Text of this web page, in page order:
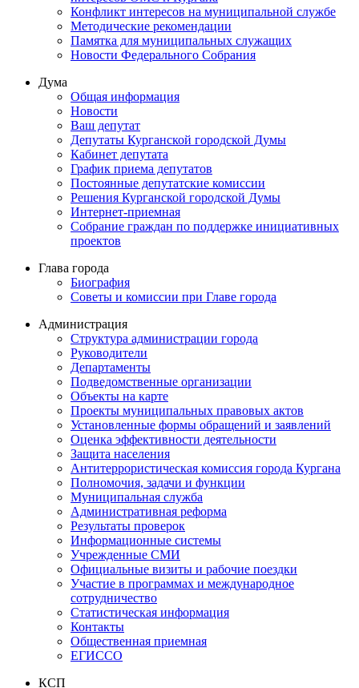
Конфликт интересов на муниципальной службе
Методические рекомендации
Памятка для муниципальных служащих
Новости Федерального Cобрания
Дума
Общая информация
Новости
Ваш депутат
Депутаты Курганской городской Думы
Кабинет депутата
График приема депутатов
Постоянные депутатские комиссии
Решения Курганской городской Думы
Интернет-приемная
Собрание граждан по поддержке инициативных
проектов
Глава города
Биография
Советы и комиссии при Главе города
Администрация
Структура администрации города
Руководители
Департаменты
Подведомственные организации
Объекты на карте
Проекты муниципальных правовых актов
Установленные формы обращений и заявлений
Оценка эффективности деятельности
Защита населения
Антитеррористическая комиссия города Кургана
Полномочия, задачи и функции
Муниципальная служба
Административная реформа
Результаты проверок
Информационные системы
Учрежденные СМИ
Официальные визиты и рабочие поездки
Участие в программах и международное
сотрудничество
Статистическая информация
Контакты
Общественная приемная
ЕГИССО
КСП